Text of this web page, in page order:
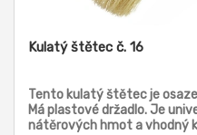
Kulatý štětec č. 16
Tento kulatý štětec je
Má plastové držadlo. Je
nátěrových hmot a vhodný